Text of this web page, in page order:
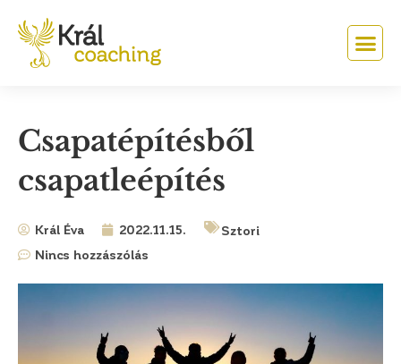
Csapatépítésből
csapatleépítés
Král Éva 2022.11.15.
Sztori
Nincs hozzászólás